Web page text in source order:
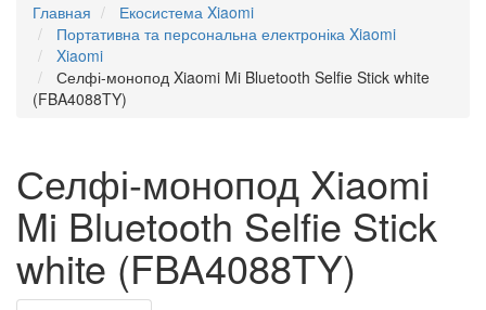
Главная
Екосистема Xiaomi
Портативна та персональна електроніка Xiaomi
Xiaomi
Селфі-монопод Xiaomi Mi Bluetooth Selfie Stick white
(FBA4088TY)
Селфі-монопод Xiaomi
Mi Bluetooth Selfie Stick
white (FBA4088TY)